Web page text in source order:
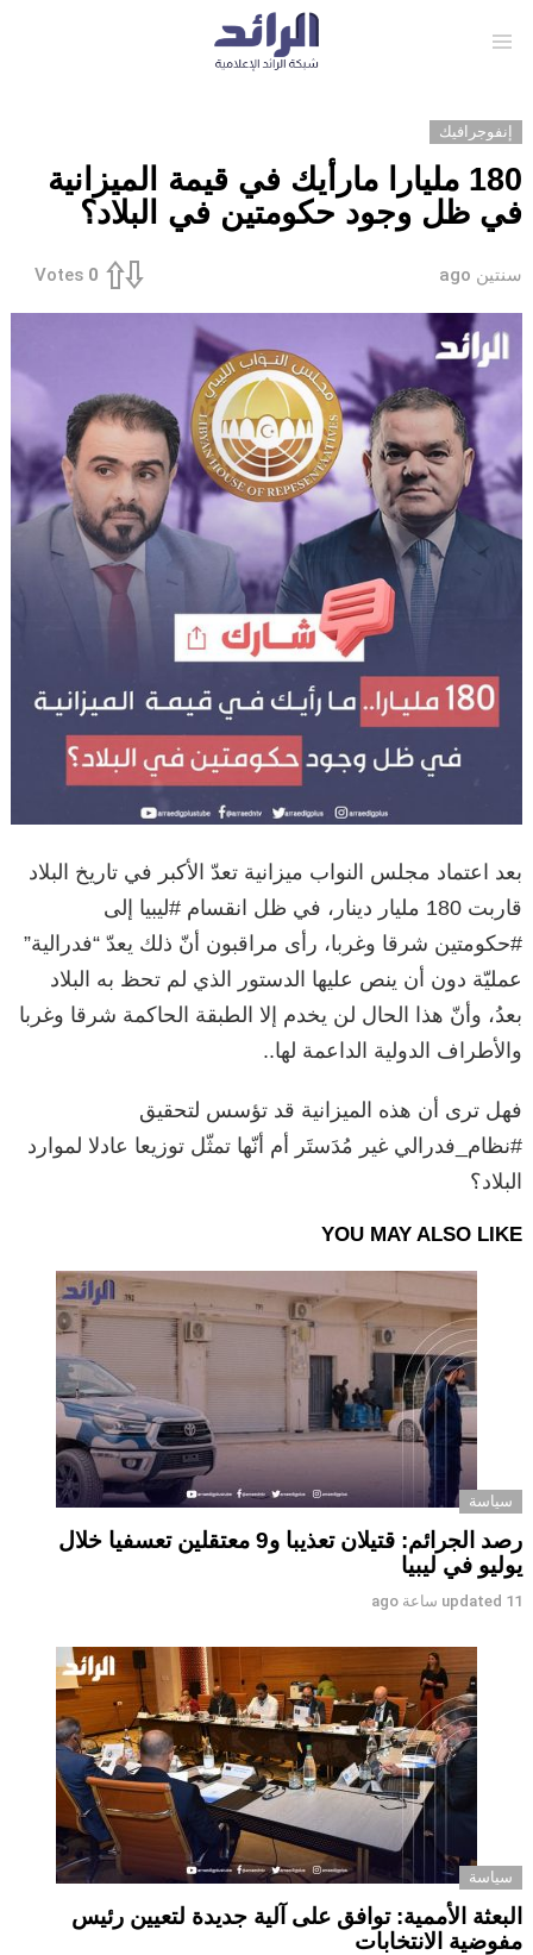
إنفوجرافيك
180 مليارا مارأيك في قيمة الميزانية
في ظل وجود حكومتين في البلاد؟
سنتين ago 0
Votes
بعد اعتماد مجلس النواب ميزانية تعدّ الأكبر في تاريخ البلاد
قاربت 180 مليار دينار، في ظل انقسام #ليبيا إلى
#حكومتين شرقا وغربا، رأى مراقبون أنّ ذلك يعدّ “فدرالية”
عمليّة دون أن ينص عليها الدستور الذي لم تحظ به البلاد
بعدُ، وأنّ هذا الحال لن يخدم إلا الطبقة الحاكمة شرقا وغربا
والأطراف الدولية الداعمة لها..
فهل ترى أن هذه الميزانية قد تؤسس لتحقيق
#نظام_فدرالي غير مُدَستَر أم أنّها تمثّل توزيعا عادلا لموارد
البلاد؟
YOU MAY ALSO LIKE
سياسة
رصد الجرائم: قتيلان تعذيبا و9 معتقلين تعسفيا خلال
يوليو في ليبيا
updated 11 ساعة ago
سياسة
البعثة الأممية: توافق على آلية جديدة لتعيين رئيس
مفوضية الانتخابات